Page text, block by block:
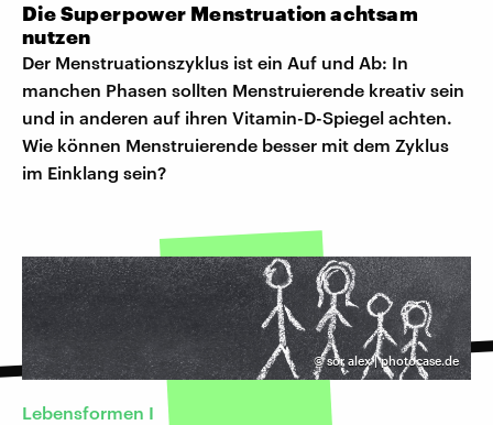
Die Superpower Menstruation achtsam
nutzen
Der Menstruationszyklus ist ein Auf und Ab: In
manchen Phasen sollten Menstruierende kreativ sein
und in anderen auf ihren Vitamin-D-Spiegel achten.
Wie können Menstruierende besser mit dem Zyklus
im Einklang sein?
©sör alex | photocase.de
Lebensformen I